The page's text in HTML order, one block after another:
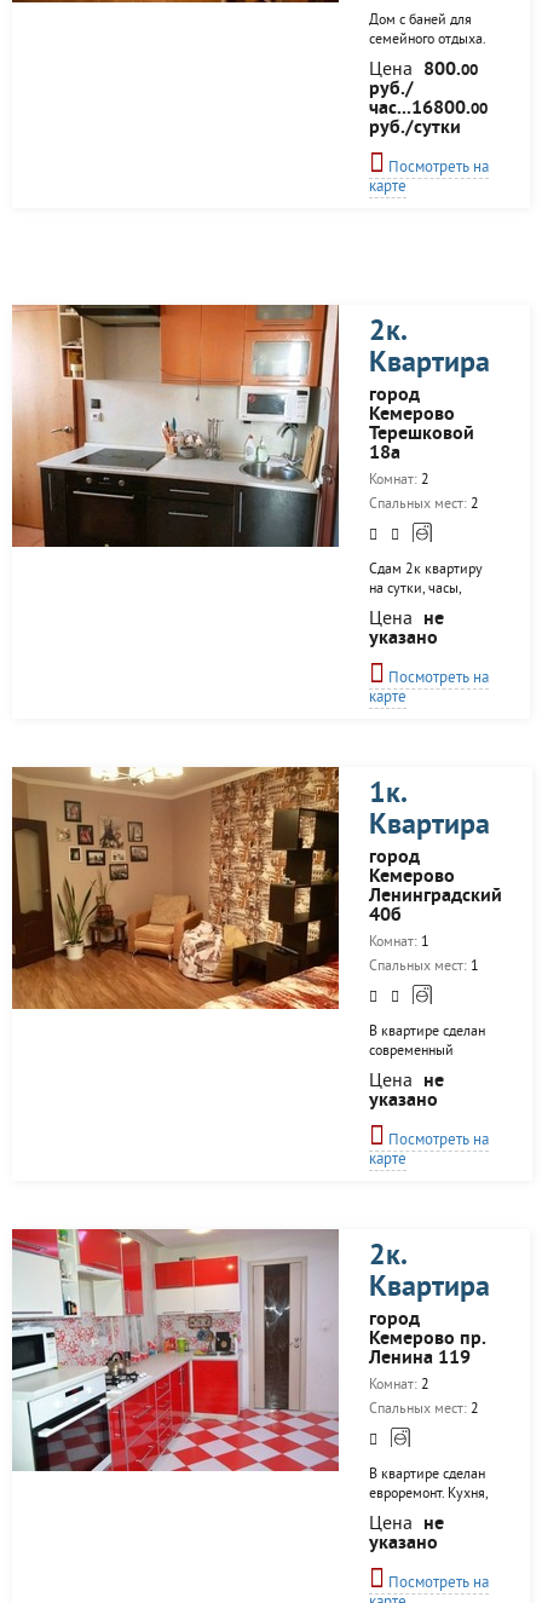
Дом с баней для
семейного отдыха.
Есть все для
комфортного
проживания. В черте
города.
Цена 800.00
руб./
час...16800.00
руб./сутки
Посмотреть на
карте
2к.
Квартира
город
Кемерово
Терешковой
18а
Комнат: 2
Спальных мест: 2
Сдам 2к квартиру
на сутки, часы,
неделю! В квартире
есть все для
комфортного
проживания:
мебель, бытовая
техника,
находится торгоый
центр "Лапландия",
"Магнит", несколько
фитнес-центров,
ночные магазины!
Сутки 1700 Ночь
1500 Час 400
Скидки от 5 суток!
Обеспечительный
залог 2000 рублей
паспорта...
Цена не
указано
Посмотреть на
карте
1к.
Квартира
город
Кемерово
Ленинградский
40б
Комнат: 1
Спальных мест: 1
В квартире сделан
современный
качественный
ремонт, установлены
2 сплит системы,
пластиковые окна,
лоджия, деревянные
межкомнатные
бойлер и система
очистки воды. Сутки
1300 Ночь 1000 Час
300 Скидки от 5
суток!
Обеспечительный
залог 1500 рублей
При наличии
паспорта
краткосрочный
Предоставим
отчетные документы,
если...
Цена не
указано
Посмотреть на
карте
2к.
Квартира
город
Кемерово пр.
Ленина 119
Комнат: 2
Спальных мест: 2
В квартире сделан
евроремонт. Кухня,
отдельная
обеденная, гостиная,
спальня,
совмещенный
санузел. Имеется
Цена не
указано
Посмотреть на